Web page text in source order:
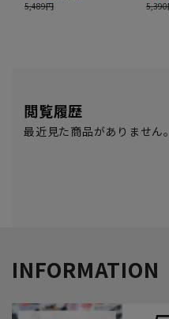
閲覧履歴
最近見た商品がありません。
INFORMATION